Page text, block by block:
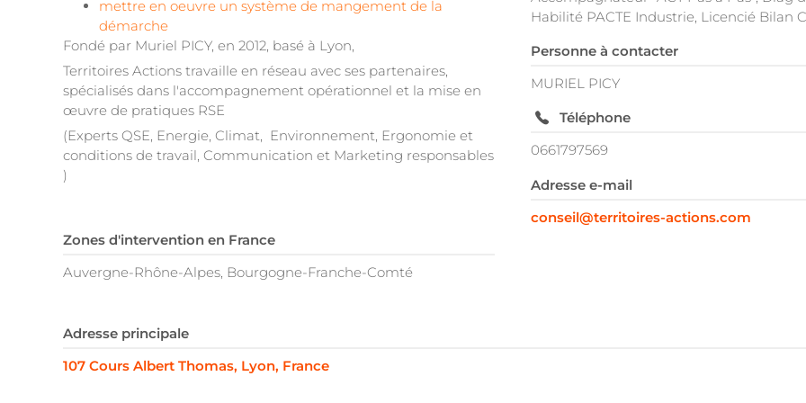
mettre en oeuvre un système de mangement de la
démarche
Fondé par Muriel PICY, en 2012, basé à Lyon,
Territoires Actions travaille en réseau avec ses partenaires,
spécialisés dans l'accompagnement opérationnel et la mise en
œuvre de pratiques RSE
(Experts QSE, Energie, Climat, Environnement, Ergonomie et
conditions de travail, Communication et Marketing responsables
)
Zones d'intervention en France
Auvergne-Rhône-Alpes, Bourgogne-Franche-Comté
Habilité PACTE Industrie, Licencié Bilan
Personne à contacter
MURIEL PICY
Téléphone
0661797569
Adresse e-mail
conseil@territoires-actions.com
Adresse principale
107 Cours Albert Thomas, Lyon, France